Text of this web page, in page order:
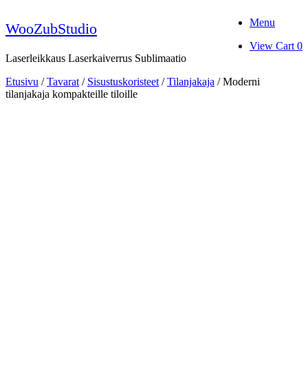
to
content
WooZubStudio
Laserleikkaus Laserkaiverrus Sublimaatio
Menu
View
View Cart 0
Etusivu /Tavarat / Sisustuskoristeet /Tilanjakaja / Moderni
tilanjakaja kompakteille tiloille